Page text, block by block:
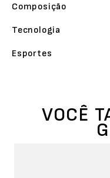
Composição
Tecnologia
Esportes
VOCÊ